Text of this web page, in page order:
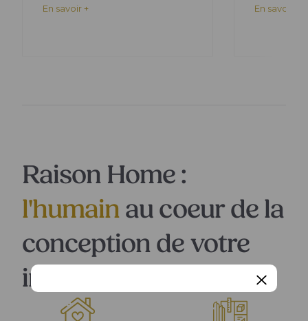
En savoir + En savoir +
Raison Home :
l'humain au coeur de la
conception de votre
intérieur